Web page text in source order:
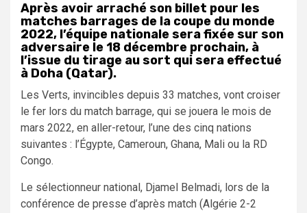
Après avoir arraché son billet pour les
matches barrages de la coupe du monde
2022, l’équipe nationale sera fixée sur son
adversaire le 18 décembre prochain, à
l’issue du tirage au sort qui sera effectué
à Doha (Qatar).
Les Verts, invincibles depuis 33 matches, vont croiser
le fer lors du match barrage, qui se jouera le mois de
mars 2022, en aller-retour, l’une des cinq nations
suivantes : l’Égypte, Cameroun, Ghana, Mali ou la RD
Congo.
Le sélectionneur national, Djamel Belmadi, lors de la
conférence de presse d’après match (Algérie 2-2